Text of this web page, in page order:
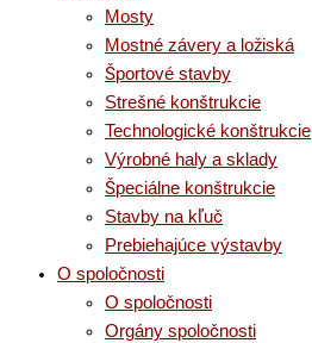
Mosty
Mostné závery a ložiská
Športové stavby
Strešné konštrukcie
Technologické konštrukcie
Výrobné haly a sklady
Špeciálne konštrukcie
Stavby na kľuč
Prebiehajúce výstavby
O spoločnosti
O spoločnosti
Orgány spoločnosti